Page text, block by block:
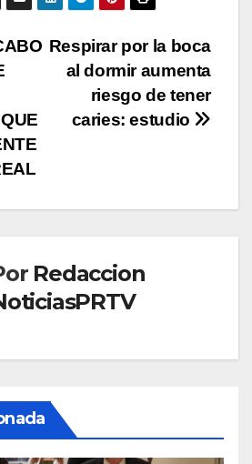
Respirar por la boca
al dormir aumenta
riesgo de tener
caries: estudio
Redaccion